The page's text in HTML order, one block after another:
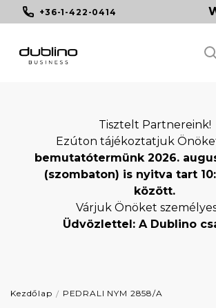
+36-1-422-0414
Tisztelt Partnereink!
Ezúton tájékoztatjuk
bemutatótermünk 2026.
(szombaton) is nyitva tart
között.
Várjuk Önöket
Üdvözlettel: A Dublino
Kezdőlap PEDRALI NYM 2858/A